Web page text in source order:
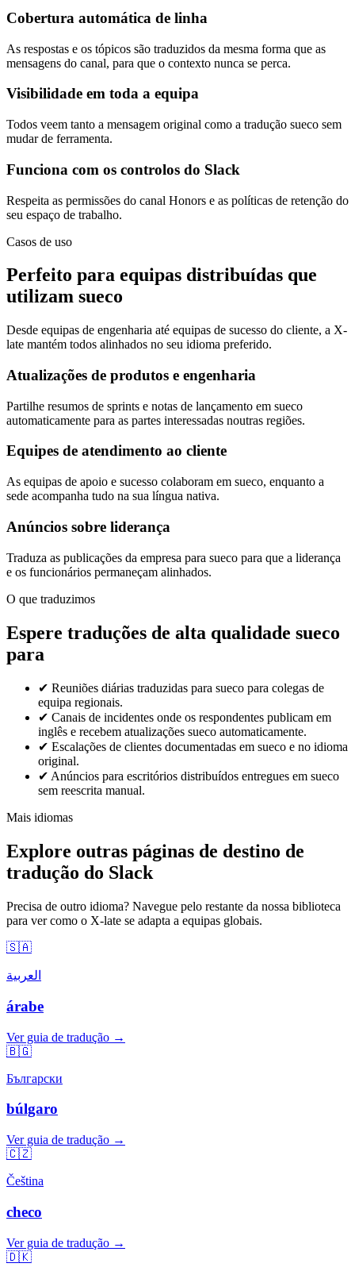
Cobertura automática de linha
As respostas e os tópicos são traduzidos da mesma forma que as
mensagens do canal, para que o contexto nunca se perca.
Visibilidade em toda a equipa
Todos veem tanto a mensagem original como a tradução sueco sem
mudar de ferramenta.
Funciona com os controlos do Slack
Respeita as permissões do canal Honors e as políticas de retenção do
seu espaço de trabalho.
Casos de uso
Perfeito para equipas distribuídas que
utilizam sueco
Desde equipas de engenharia até equipas de sucesso do cliente, a X-
late mantém todos alinhados no seu idioma preferido.
Atualizações de produtos e engenharia
Partilhe resumos de sprints e notas de lançamento em sueco
automaticamente para as partes interessadas noutras regiões.
Equipes de atendimento ao cliente
As equipas de apoio e sucesso colaboram em sueco, enquanto a
sede acompanha tudo na sua língua nativa.
Anúncios sobre liderança
Traduza as publicações da empresa para sueco para que a liderança
e os funcionários permaneçam alinhados.
O que traduzimos
Espere traduções de alta qualidade sueco
para
✔ Reuniões diárias traduzidas para sueco para colegas de
equipa regionais.
✔ Canais de incidentes onde os respondentes publicam em
inglês e recebem atualizações sueco automaticamente.
✔ Escalações de clientes documentadas em sueco e no idioma
original.
✔ Anúncios para escritórios distribuídos entregues em sueco
sem reescrita manual.
Mais idiomas
Explore outras páginas de destino de
tradução do Slack
Precisa de outro idioma? Navegue pelo restante da nossa biblioteca
para ver como o X-late se adapta a equipas globais.
🇸🇦
العربية
árabe
Ver guia de tradução →
🇧🇬
Български
búlgaro
Ver guia de tradução →
🇨🇿
Čeština
checo
Ver guia de tradução →
🇩🇰